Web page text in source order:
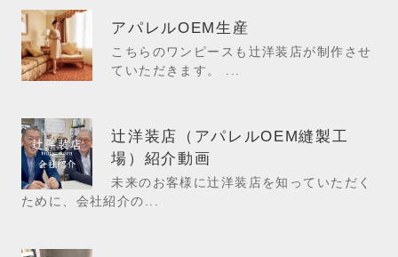
アパレルOEM生産
こちらのワンピースも辻洋装店が制作させ
ていただきます。 ...
辻洋装店（アパレルOEM縫製工
場）紹介動画
未来のお客様に辻洋装店を知っていただく
ために、会社紹介の...